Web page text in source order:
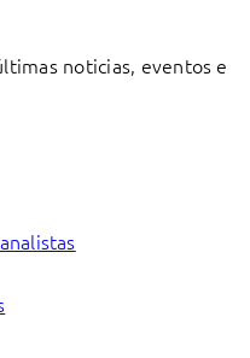
noticias, eventos e